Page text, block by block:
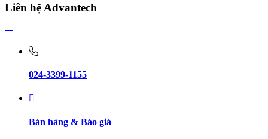
Liên hệ Advantech
024-3399-1155
Bán hàng & Báo giá